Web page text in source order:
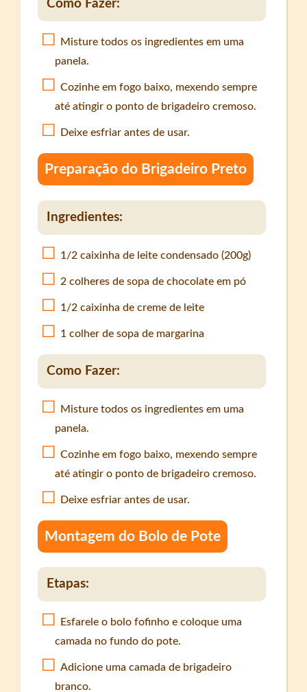
Como Fazer:
Misture todos os ingredientes em uma
panela.
Cozinhe em fogo baixo, mexendo sempre
até atingir o ponto de brigadeiro cremoso.
Deixe esfriar antes de usar.
Preparação do Brigadeiro Preto
Ingredientes:
1/2 caixinha de leite condensado (200g)
2 colheres de sopa de chocolate em pó
1/2 caixinha de creme de leite
1 colher de sopa de margarina
Como Fazer:
Misture todos os ingredientes em uma
panela.
Cozinhe em fogo baixo, mexendo sempre
até atingir o ponto de brigadeiro cremoso.
Deixe esfriar antes de usar.
Montagem do Bolo de Pote
Etapas:
Esfarele o bolo fofinho e coloque uma
camada no fundo do pote.
Adicione uma camada de brigadeiro
branco.